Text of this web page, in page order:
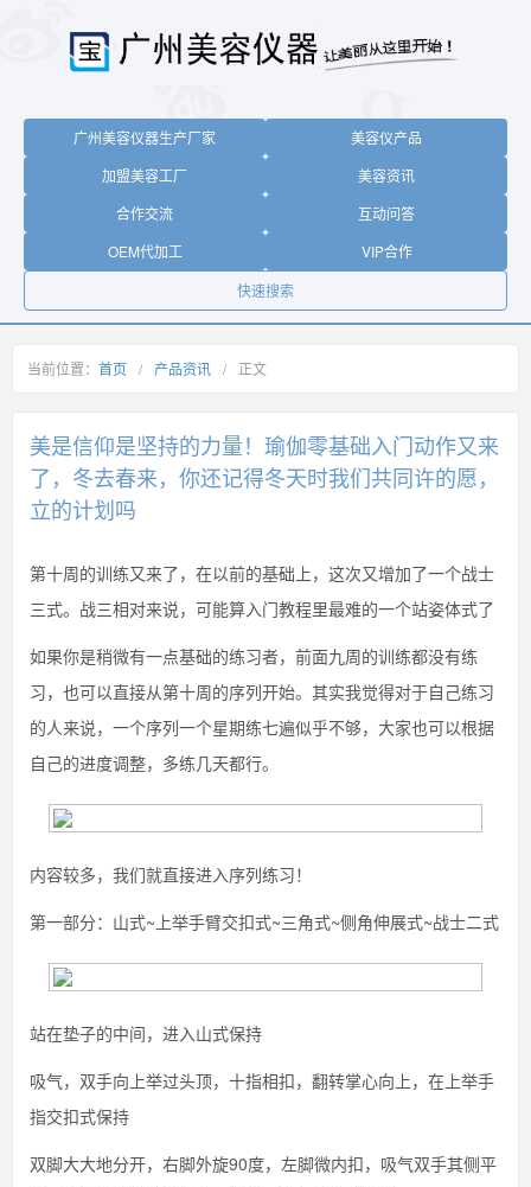
广州美容仪器生产厂家
美容仪产品
加盟美容工厂
美容资讯
合作交流
互动问答
OEM代加工
VIP合作
快速搜索
当前位置： 首页 / 产品资讯 / 正文
美是信仰是坚持的力量！瑜伽零基础入门动作又来
了，冬去春来，你还记得冬天时我们共同许的愿，
立的计划吗
第十周的训练又来了，在以前的基础上，这次又增加了一个战士
三式。战三相对来说，可能算入门教程里最难的一个站姿体式了
如果你是稍微有一点基础的练习者，前面九周的训练都没有练
习，也可以直接从第十周的序列开始。其实我觉得对于自己练习
的人来说，一个序列一个星期练七遍似乎不够，大家也可以根据
自己的进度调整，多练几天都行。
内容较多，我们就直接进入序列练习！
第一部分：山式~上举手臂交扣式~三角式~侧角伸展式~战士二式
站在垫子的中间，进入山式保持
吸气，双手向上举过头顶，十指相扣，翻转掌心向上，在上举手
指交扣式保持
双脚大大地分开，右脚外旋90度，左脚微内扣，吸气双手其侧平